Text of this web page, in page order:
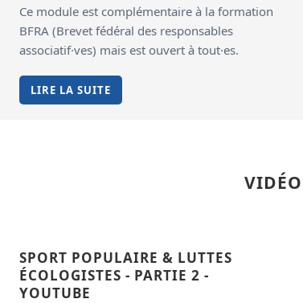
Ce module est complémentaire à la formation
BFRA (Brevet fédéral des responsables
associatif·ves) mais est ouvert à tout·es.
LIRE LA SUITE
SPORT POPULAIRE & LUTTES
ÉCOLOGISTES - PARTIE 2 -
YOUTUBE